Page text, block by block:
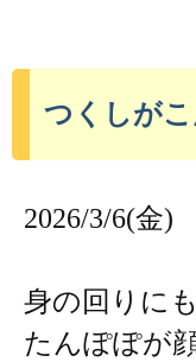
つくしが
2026/3/6(金)
身の回りに
たんぽぽが